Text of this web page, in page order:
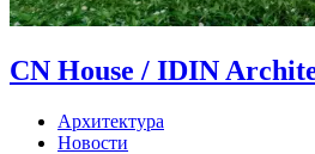
CN House / IDIN
Архитектура
Новости